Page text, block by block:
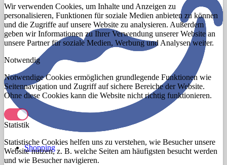
Shopping
Wir verwenden Cookies, um Inhalte und Anzeigen zu
personalisieren, Funktionen für soziale Medien anbieten zu können
und die Zugriffe auf unsere Website zu analysieren. Außerdem
geben wir Informationen zu Ihrer Verwendung unserer Website an
unsere Partner für soziale Medien, Werbung und Analysen weiter.
Notwendig
Notwendige Cookies ermöglichen grundlegende Funktionen wie
Seitennavigation und Zugriff auf sichere Bereiche der Website.
Ohne diese Cookies kann die Website nicht richtig funktionieren.
Statistik
Statistische Cookies helfen uns zu verstehen, wie Besucher unsere
Website nutzen, z. B. welche Seiten am häufigsten besucht werden
und wie Besucher navigieren.